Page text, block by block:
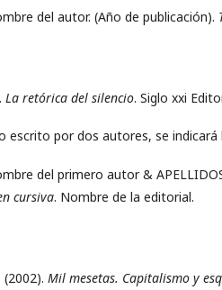
del autor. (Año de publicación).
La retórica del silencio. Siglo xxi
escrito por dos autores, se
del primero autor &
cursiva. Nombre de la editorial.
(2002). Mil mesetas. Capitalismo y